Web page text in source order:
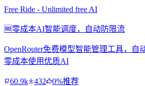
Free Ride - Unlimited free AI
🆓零成本AI智能调度，自动防限流
OpenRouter免费模型智能管理工具，自
零成本使用优质AI
60.9k 432
0%推荐